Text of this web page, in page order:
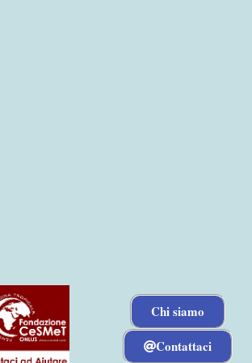
Chi siamo
Contattaci